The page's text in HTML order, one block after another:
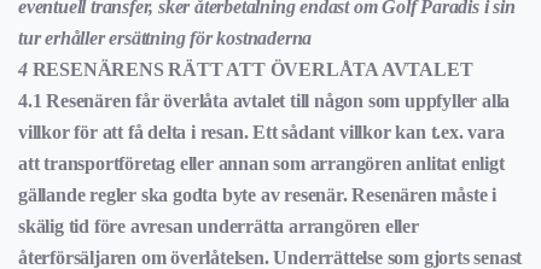
eventuell transfer, sker återbetalning endast om Golf Paradis i sin
tur erhåller ersättning för kostnaderna
4 RESENÄRENS RÄTT ATT ÖVERLÅTA AVTALET
4.1 Resenären får överlåta avtalet till någon som uppfyller alla
villkor för att få delta i resan. Ett sådant villkor kan t.ex. vara
att transportföretag eller annan som arrangören anlitat enligt
gällande regler ska godta byte av resenär. Resenären måste i
skälig tid före avresan underrätta arrangören eller
återförsäljaren om överlåtelsen. Underrättelse som gjorts senast